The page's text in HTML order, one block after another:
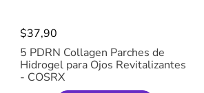
$37,90
5 PDRN Collagen Parches de
Hidrogel para Ojos Revitalizantes
- COSRX